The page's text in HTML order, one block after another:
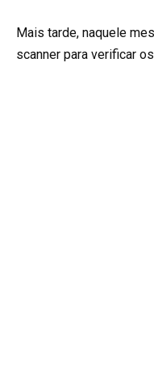
Mais tarde, naquele
scanner para verificar